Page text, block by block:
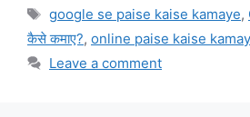
Tags
google se paise kaise kamaye,
कैसे कमाए?, online paise kaise
Leave a comment